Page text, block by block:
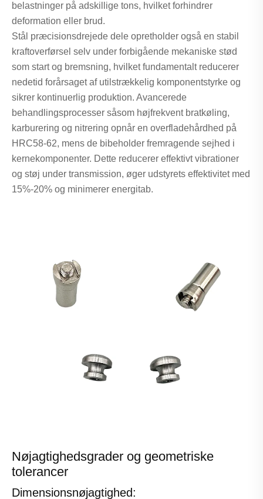
belastninger på adskillige tons, hvilket forhindrer
deformation eller brud.
Stål præcisionsdrejede dele opretholder også en stabil
kraftoverførsel selv under forbigående mekaniske stød
som start og bremsning, hvilket fundamentalt reducerer
nedetid forårsaget af utilstrækkelig komponentstyrke og
sikrer kontinuerlig produktion. Avancerede
behandlingsprocesser såsom højfrekvent bratkøling,
karburering og nitrering opnår en overfladehårdhed på
HRC58-62, mens de bibeholder fremragende sejhed i
kernekomponenter. Dette reducerer effektivt vibrationer
og støj under transmission, øger udstyrets effektivitet med
15%-20% og minimerer energitab.
Nøjagtighedsgrader og geometriske
tolerancer
Dimensionsnøjagtighed: